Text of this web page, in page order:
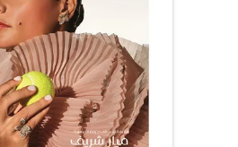
عروس سيدتي